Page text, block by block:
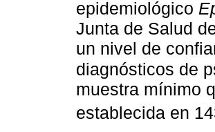
epidemiológico
Junta de Salud
un nivel de
diagnósticos de
muestra mínimo
establecida en